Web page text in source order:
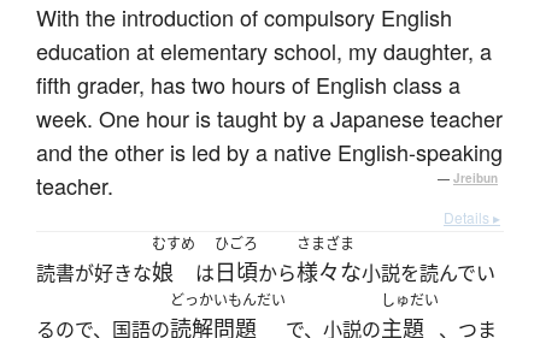
With the introduction of compulsory English
education at elementary school, my daughter, a
fifth grader, has two hours of English class a
week. One hour is taught by a Japanese teacher
and the other is led by a native English-speaking
teacher.
— Jreibun
Details ▸
読書が好きな
むすめ
娘 は
ひごろ
日頃から
さまざま
様々な小説を読んでい
るので、国語の
どっかいもんだい
読解問題 で、小説の
しゅだい
主題 、つま